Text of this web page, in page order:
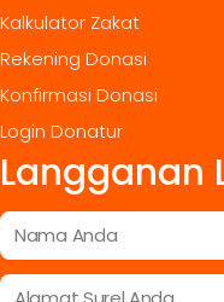
Kalkulator Zakat
Rekening Donasi
Konfirmasi Donasi
Login Donatur
Langganan